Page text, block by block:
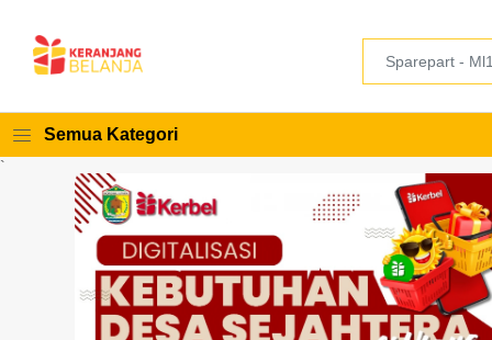
Semua Kategori
`